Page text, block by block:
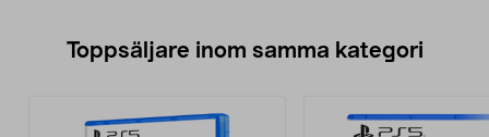
Toppsäljare inom samma kategori